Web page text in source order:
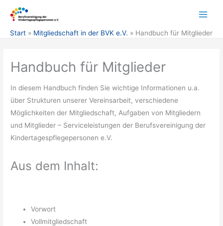
Inhalt
springen
Start Mitgliedschaft in der BVK e.V. Handbuch für Mitglieder
Handbuch für Mitglieder
In diesem Handbuch finden Sie wichtige Informationen u.a.
über Strukturen unserer Vereinsarbeit, verschiedene
Möglichkeiten der Mitgliedschaft, Aufgaben von Mitgliedern
und Mitglieder – Serviceleistungen der Berufsvereinigung der
Kindertagespflegepersonen e.V.
Aus dem Inhalt:
Vorwort
Vollmitgliedschaft